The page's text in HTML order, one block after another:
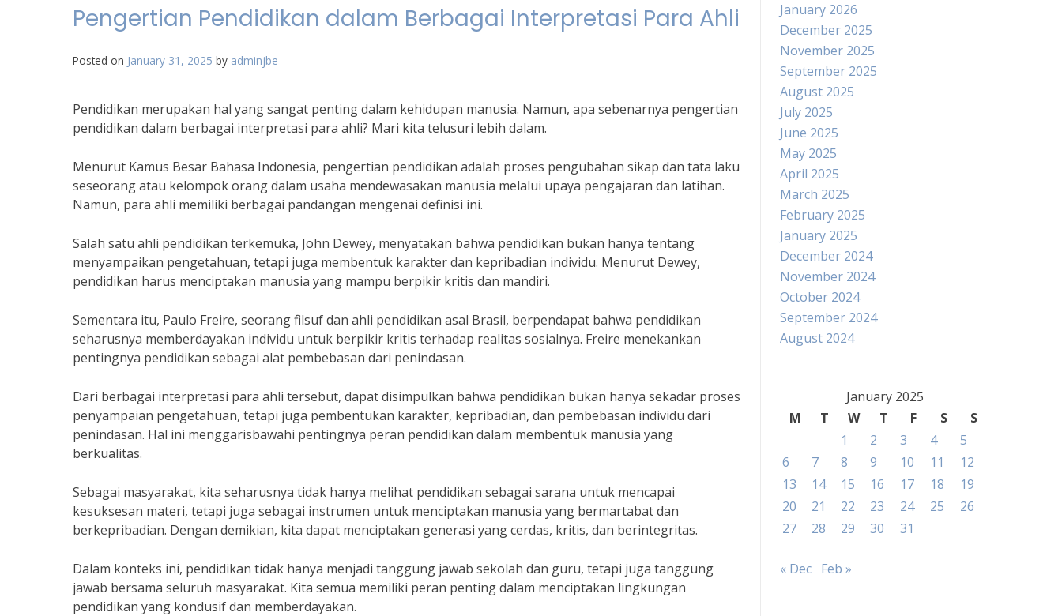
Pengertian Pendidikan dalam Berbagai Interpretasi Para Ahli
Posted on January 31, 2025 by adminjbe
Pendidikan merupakan hal yang sangat penting dalam kehidupan manusia. Namun, apa sebenarnya pengertian
pendidikan dalam berbagai interpretasi para ahli? Mari kita telusuri lebih dalam.
Menurut Kamus Besar Bahasa Indonesia, pengertian pendidikan adalah proses pengubahan sikap dan tata laku
seseorang atau kelompok orang dalam usaha mendewasakan manusia melalui upaya pengajaran dan latihan.
Namun, para ahli memiliki berbagai pandangan mengenai definisi ini.
Salah satu ahli pendidikan terkemuka, John Dewey, menyatakan bahwa pendidikan bukan hanya tentang
menyampaikan pengetahuan, tetapi juga membentuk karakter dan kepribadian individu. Menurut Dewey,
pendidikan harus menciptakan manusia yang mampu berpikir kritis dan mandiri.
Sementara itu, Paulo Freire, seorang filsuf dan ahli pendidikan asal Brasil, berpendapat bahwa pendidikan
seharusnya memberdayakan individu untuk berpikir kritis terhadap realitas sosialnya. Freire menekankan
pentingnya pendidikan sebagai alat pembebasan dari penindasan.
Dari berbagai interpretasi para ahli tersebut, dapat disimpulkan bahwa pendidikan bukan hanya sekadar proses
penyampaian pengetahuan, tetapi juga pembentukan karakter, kepribadian, dan pembebasan individu dari
penindasan. Hal ini menggarisbawahi pentingnya peran pendidikan dalam membentuk manusia yang
berkualitas.
Sebagai masyarakat, kita seharusnya tidak hanya melihat pendidikan sebagai sarana untuk mencapai
kesuksesan materi, tetapi juga sebagai instrumen untuk menciptakan manusia yang bermartabat dan
berkepribadian. Dengan demikian, kita dapat menciptakan generasi yang cerdas, kritis, dan berintegritas.
Dalam konteks ini, pendidikan tidak hanya menjadi tanggung jawab sekolah dan guru, tetapi juga tanggung
jawab bersama seluruh masyarakat. Kita semua memiliki peran penting dalam menciptakan lingkungan
pendidikan yang kondusif dan memberdayakan.
January 2026
December 2025
November 2025
September 2025
August 2025
July 2025
June 2025
May 2025
April 2025
March 2025
February 2025
January 2025
December 2024
November 2024
October 2024
September 2024
August 2024
January 2025
M
T W T F S
S
1
2 3 4
5
6
7 8 9 10 11
12
13
14 15 16 17 18
19
20
21 22 23 24 25
26
27
28 29 30 31
« Dec Feb »